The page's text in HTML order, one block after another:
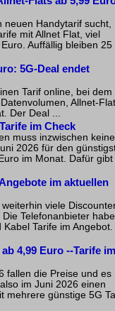
Handytarif sucht,
mit Allnet Flat, viel
Auffällig bleiben 25
5G-Deal endet
Tarif online, bei dem
Allnet-Flat
Der Deal ...
im Check
muss inzwischen
2026 für den
im Monat. Dafür gibt
im aktuellen
viele
Telefonanbieter
Tarife im Angebot.
4,99 Euro --Tarife im
fallen die Preise und es
im Juni 2026 einen
mehrere günstige 5G